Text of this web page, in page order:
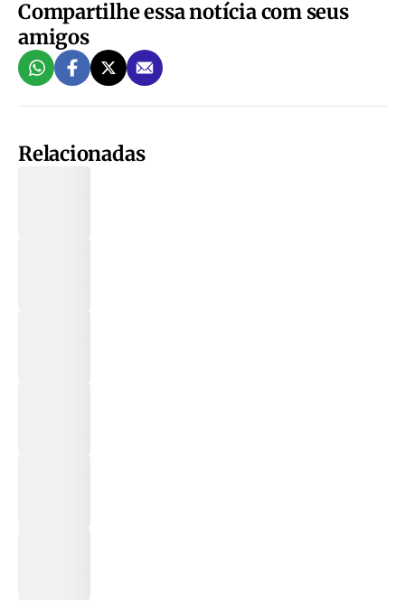
Compartilhe essa notícia com seus
amigos
Relacionadas